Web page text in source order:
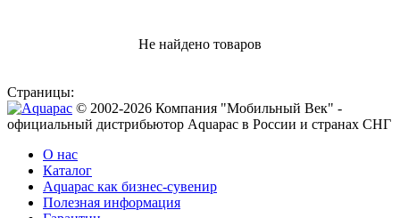
Не найдено товаров
Страницы:
© 2002-2026 Компания "Мобильный Век" -
официальный дистрибьютор Aquapac в России и странах СНГ
О нас
Каталог
Aquapac как бизнес-сувенир
Полезная информация